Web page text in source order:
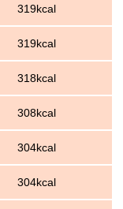
319kcal
319kcal
318kcal
308kcal
304kcal
304kcal